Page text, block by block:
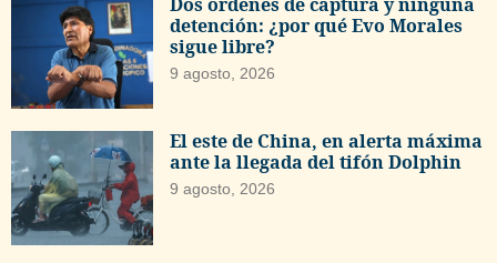
Dos órdenes de captura y ninguna
detención: ¿por qué Evo Morales
sigue libre?
9 agosto, 2026
El este de China, en alerta máxima
ante la llegada del tifón Dolphin
9 agosto, 2026